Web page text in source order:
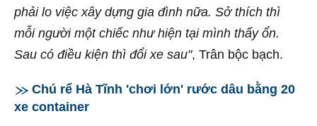
phải lo việc xây dựng gia đình nữa. Sở thích thì
mỗi người một chiếc như hiện tại mình thấy ổn.
Sau có điều kiện thì đổi xe sau", Trân bộc bạch.
Chú rể Hà Tĩnh 'chơi lớn' rước dâu bằng 20
xe container